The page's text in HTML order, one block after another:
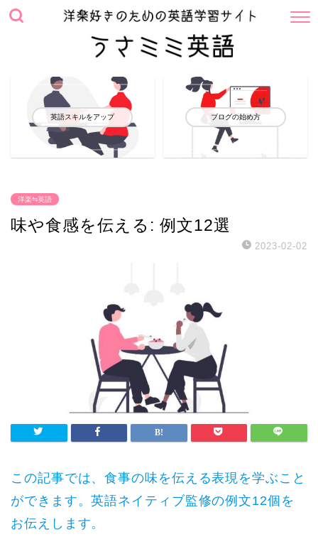
英語スキルをアップ ブログの始め方
洋楽⇋英語
味や食感を伝える: 例文12選
2023-02-02
この記事では、食事の味を伝える表現を学ぶこと
ができます。英語ネイティブ監修の例文12個を
お伝えします。